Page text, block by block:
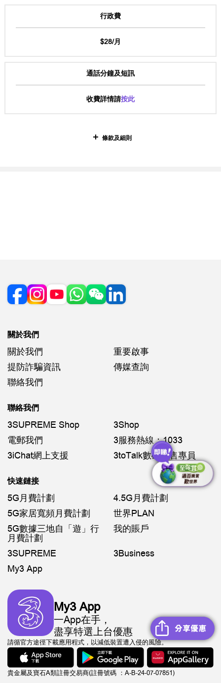
行政費
$28/月
通話分鐘及短訊
收費詳情請按此
條款及細則
關於我們
關於我們
重要啟事
提防詐騙資訊
傳媒查詢
聯絡我們
聯絡我們
3SUPREME Shop
3Shop
電郵我們
3服務熱線：1033
3iChat網上支援
3toTalk數碼銷售專員
快速鏈接
5G月費計劃
4.5G月費計劃
5G家居寬頻月費計劃
世界PLAN
5G數據三地自「遊」行
月費計劃
我的賬戶
3SUPREME
3Business
My3 App
My3 App
一App在手，
盡享特選上台優惠
請循官方途徑下載應用程式，以減低裝置遭入侵的風險。
貴金屬及寶石A類註冊交易商(註冊號碼 ：A-B-24-07-07851)